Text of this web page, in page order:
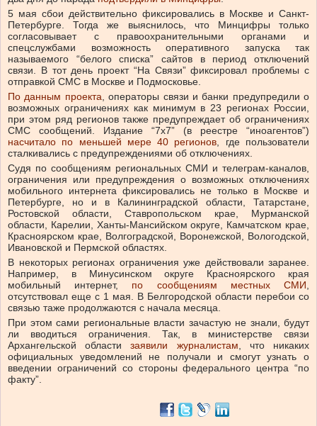
5 мая сбои действительно фиксировались в Москве и Санкт-
Петербурге. Тогда же выяснилось, что Минцифры только
согласовывает с правоохранительными органами и
спецслужбами возможность оперативного запуска так
называемого “белого списка” сайтов в период отключений
связи. В тот день проект “На Связи” фиксировал проблемы с
отправкой СМС в Москве и Подмосковье.
По данным проекта , операторы связи и банки предупредили о
возможных ограничениях как минимум в 23 регионах России,
при этом ряд регионов также предупреждает об ограничениях
СМС сообщений. Издание “7x7” (в реестре “иноагентов”)
насчитало по меньшей мере 40 регионов , где пользователи
сталкивались с предупреждениями об отключениях.
Судя по сообщениям региональных СМИ и телеграм-каналов,
ограничения или предупреждения о возможных отключениях
мобильного интернета фиксировались не только в Москве и
Петербурге, но и в Калининградской области, Татарстане,
Ростовской области, Ставропольском крае, Мурманской
области, Карелии, Ханты-Мансийском округе, Камчатском крае,
Красноярском крае, Волгоградской, Воронежской, Вологодской,
Ивановской и Пермской областях.
В некоторых регионах ограничения уже действовали заранее.
Например, в Минусинском округе Красноярского края
мобильный интернет, по сообщениям местных СМИ
отсутствовал еще с 1 мая. В Белгородской области перебои со
связью таже продолжаются с начала месяца.
При этом сами региональные власти зачастую не знали, будут
ли вводиться ограничения. Так, в министерстве связи
Архангельской областизаявили журналистам , что никаких
официальных уведомлений не получали и смогут узнать о
введении ограничений со стороны федерального центра “по
факту”.